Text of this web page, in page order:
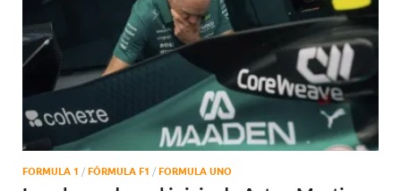
FORMULA 1 / FÓRMULA F1 / FORMULA UNO